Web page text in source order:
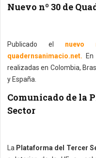
Nuevo nº 30 de
Publicado el
quadernsanimacio.net.
realizadas en Colombia,
y España.
Comunicado de la
Sector
La Plataforma del Tercer